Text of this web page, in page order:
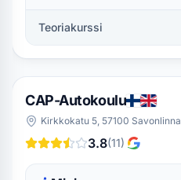
Teoriakurssi
CAP-Autokoulu
Kirkkokatu 5, 57100 Savonlinna
3.8(11)